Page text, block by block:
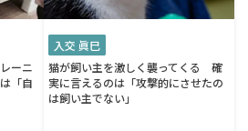
ーニ
「自
入交 眞巳
猫が飼い主を激しく襲ってくる 確
実に言えるのは「攻撃的にさせたの
は飼い主でない」